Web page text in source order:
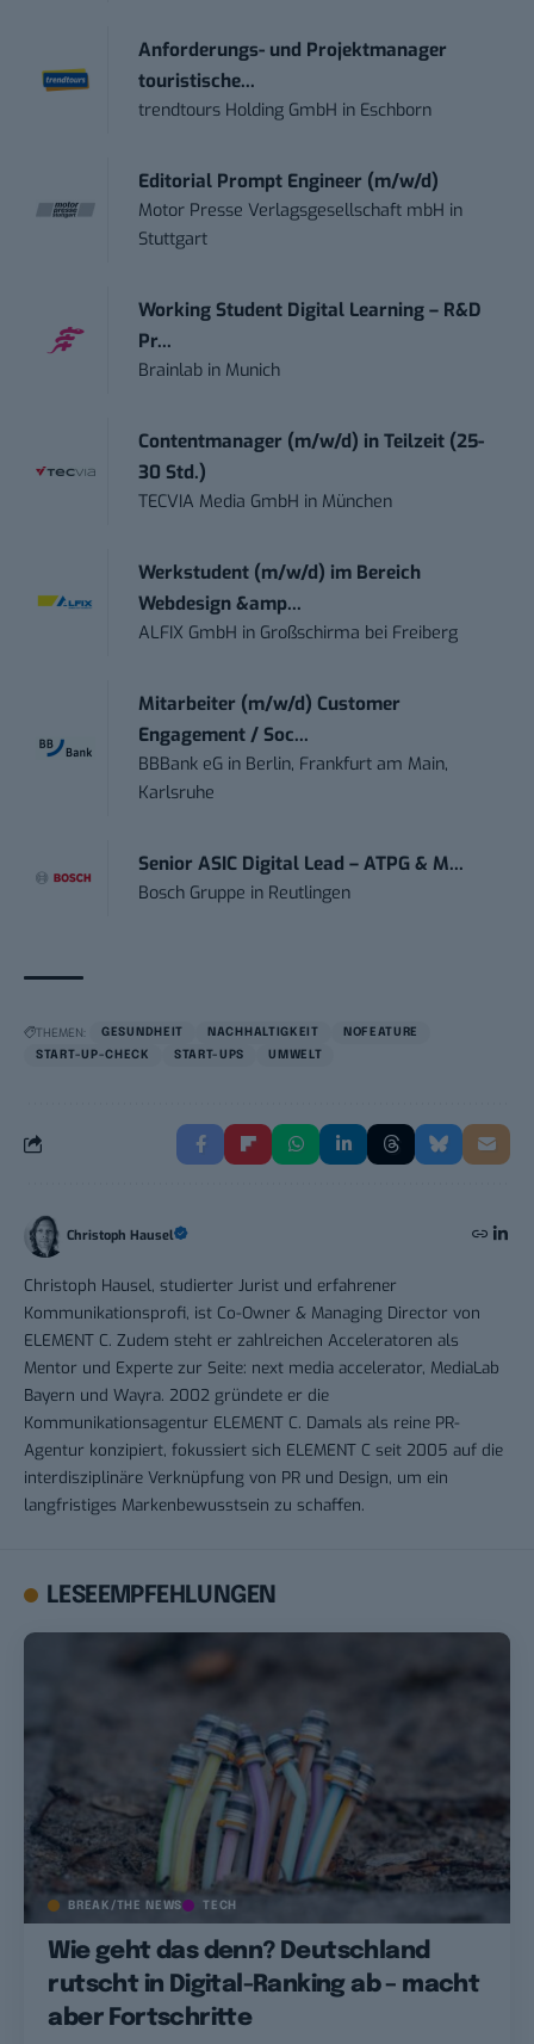
Anforderungs- und Projektmanager
touristische...
trendtours Holding GmbH in Eschborn
Editorial Prompt Engineer (m/w/d)
Motor Presse Verlagsgesellschaft mbH in
Stuttgart
Working Student Digital Learning – R&D
Pr...
Brainlab in Munich
Contentmanager (m/w/d) in Teilzeit (25-
30 Std.)
TECVIA Media GmbH in München
Werkstudent (m/w/d) im Bereich
Webdesign &amp...
ALFIX GmbH in Großschirma bei Freiberg
Mitarbeiter (m/w/d) Customer
Engagement / Soc...
BBBank eG in Berlin, Frankfurt am Main,
Karlsruhe
Senior ASIC Digital Lead – ATPG & M...
Bosch Gruppe in Reutlingen
THEMEN: GESUNDHEIT NACHHALTIGKEIT
NOFEATURE
START-UP-CHECK
START-UPS UMWELT
Christoph Hausel
Christoph Hausel, studierter Jurist und erfahrener
Kommunikationsprofi, ist Co-Owner & Managing Director von
ELEMENT C. Zudem steht er zahlreichen Acceleratoren als
Mentor und Experte zur Seite: next media accelerator, MediaLab
Bayern und Wayra. 2002 gründete er die
Kommunikationsagentur ELEMENT C. Damals als reine PR-
Agentur konzipiert, fokussiert sich ELEMENT C seit 2005 auf die
interdisziplinäre Verknüpfung von PR und Design, um ein
langfristiges Markenbewusstsein zu schaffen.
LESEEMPFEHLUNGEN
BREAK/THE NEWS TECH
Wie geht das denn? Deutschland
rutscht in Digital-Ranking ab – macht
aber Fortschritte